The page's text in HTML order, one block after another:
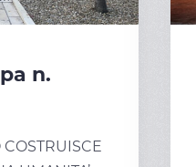
n.
COSTRUISCE